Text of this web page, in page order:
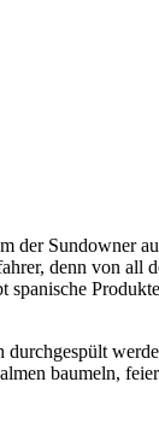
der
denn von
baumeln,